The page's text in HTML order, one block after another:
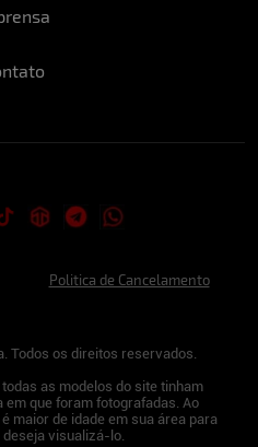
Politica de Cancelamento
Todos os direitos reservados.
as modelos do site tinham
em que foram fotografadas. Ao
maior de idade em sua área para
visualizá-lo.